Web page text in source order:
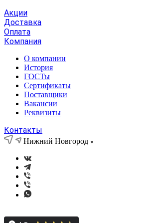
Акции
Доставка
Оплата
Компания
О компании
История
ГОСТы
Сертификаты
Поставщики
Вакансии
Реквизиты
Контакты
Нижний Новгород